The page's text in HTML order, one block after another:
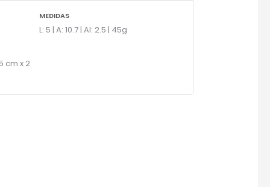
MEDIDAS
L: 5 | A: 10.7 | Al: 2.5 | 45g
cm x 2